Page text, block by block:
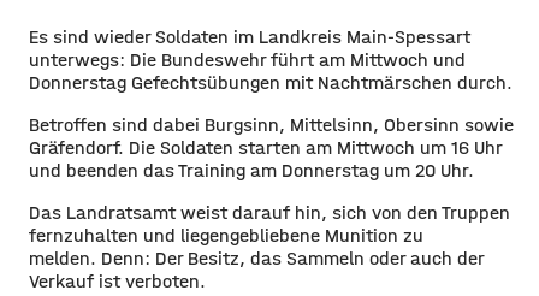
Es sind wieder Soldaten im Landkreis Main-Spessart
unterwegs: Die Bundeswehr führt am Mittwoch und
Donnerstag Gefechtsübungen mit Nachtmärschen durch.
Betroffen sind dabei Burgsinn, Mittelsinn, Obersinn sowie
Gräfendorf. Die Soldaten starten am Mittwoch um 16 Uhr
und beenden das Training am Donnerstag um 20 Uhr.
Das Landratsamt weist darauf hin, sich von den Truppen
fernzuhalten und liegengebliebene Munition zu
melden. Denn: Der Besitz, das Sammeln oder auch der
Verkauf ist verboten.